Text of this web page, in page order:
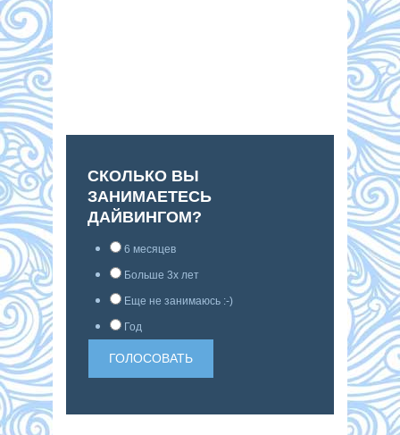
СКОЛЬКО ВЫ
ЗАНИМАЕТЕСЬ
ДАЙВИНГОМ?
6 месяцев
Больше 3х лет
Еще не занимаюсь :-)
Год